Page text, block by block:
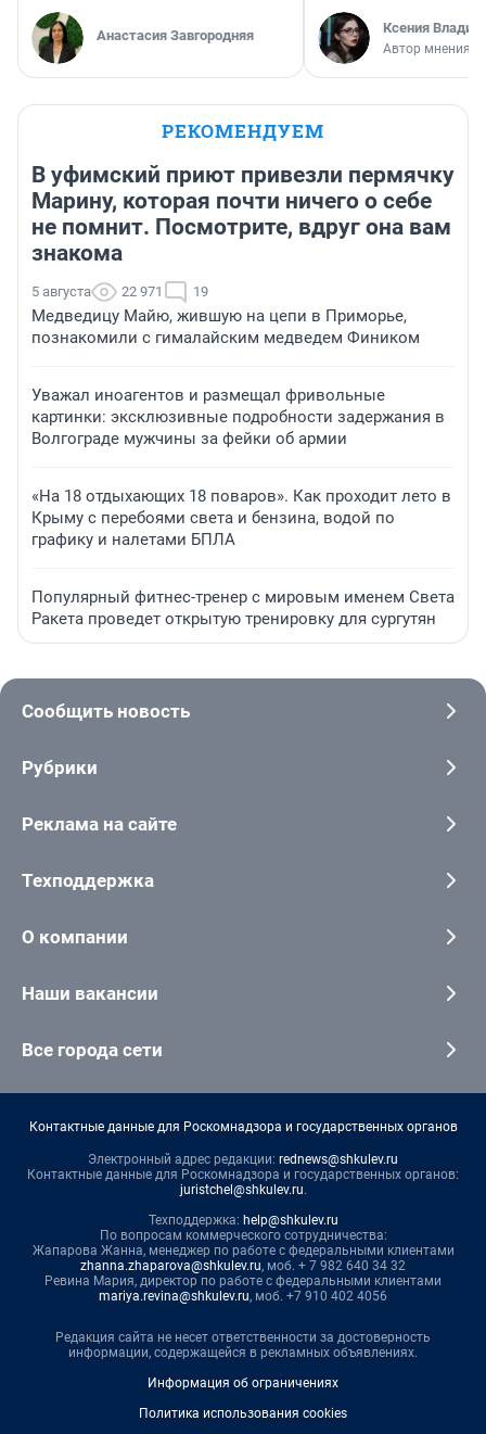
Анастасия Завгородняя Ксения
Автор мнения
РЕКОМЕНДУЕМ
В уфимский приют привезли пермячку
Марину, которая почти ничего о себе
не помнит. Посмотрите, вдруг она вам
знакома
5 августа 22 971 19
Медведицу Майю, жившую на цепи в Приморье,
познакомили с гималайским медведем Фиником
Уважал иноагентов и размещал фривольные
картинки: эксклюзивные подробности задержания в
Волгограде мужчины за фейки об армии
«На 18 отдыхающих 18 поваров». Как проходит лето в
Крыму с перебоями света и бензина, водой по
графику и налетами БПЛА
Популярный фитнес-тренер с мировым именем Света
Ракета проведет открытую тренировку для сургутян
Сообщить новость
Рубрики
Реклама на сайте
Техподдержка
О компании
Наши вакансии
Все города сети
Контактные данные для Роскомнадзора и государственных органов
Электронный адрес редакции: rednews@shkulev.ru
Контактные данные для Роскомнадзора и государственных органов:
juristchel@shkulev.ru.
Техподдержка: help@shkulev.ru
По вопросам коммерческого сотрудничества:
Жапарова Жанна, менеджер по работе с федеральными клиентами
zhanna.zhaparova@shkulev.ru, моб. + 7 982 640 34 32
Ревина Мария, директор по работе с федеральными клиентами
mariya.revina@shkulev.ru, моб. +7 910 402 4056
Редакция сайта не несет ответственности за достоверность
информации, содержащейся в рекламных объявлениях.
Информация об ограничениях
Политика использования cookies